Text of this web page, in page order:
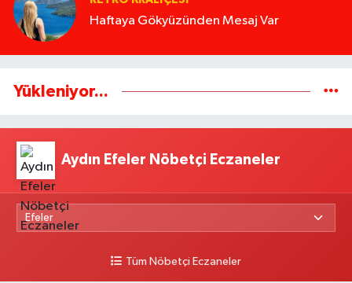
Haftaya Gökyüzünden Mesaj Var
Yükleniyor...
Aydın Efeler Nöbetçi Eczaneler
Tüm Nöbetçi Eczaneler